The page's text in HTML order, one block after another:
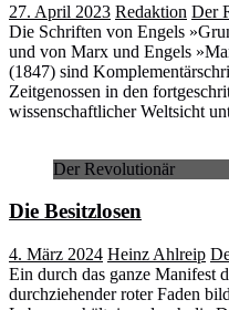
27. April 2023 Redaktion Der
Die Schriften von Engels
und von Marx und Engels
(1847) sind
Zeitgenossen in den
wissenschaftlicher Weltsicht
Der Revolutionär
Die Besitzlosen
4. März 2024 Heinz Ahlreip
Ein durch das ganze Manifest
durchziehender roter Faden